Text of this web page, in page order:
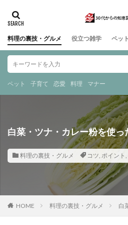
料理の裏技・グルメ 役立つ雑学 ペッ
ペット 子育て 恋愛 料理 マナー
白菜・ツナ・カレー粉を使
料理の裏技・グルメ コツ, ポイント ,
HOME 料理の裏技・グルメ 白